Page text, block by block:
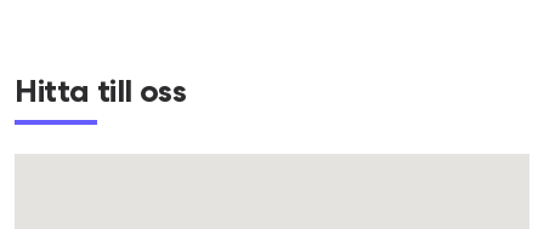
Hitta till oss